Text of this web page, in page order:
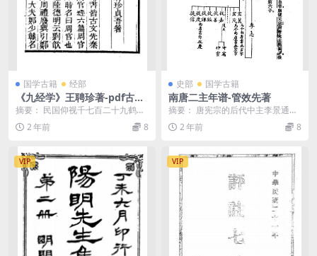
国学古籍 经部
《九经学》王聘珍著-pdf古籍
下载
摘要： 民国仰视千七百二十九鹤齋
叢書之一。九经学pdf下载 截图：
服务说明： ...
2 年前 8
史部 国学古籍
南唐二主年谱-管效先著
摘要： 唐宪宗的后代中主李景通，
后主李从嘉两人的年谱 截图：
2 年前 8
VIP VIP